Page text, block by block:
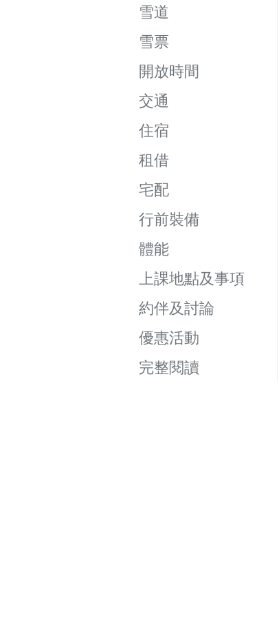
雪道
雪票
開放時間
交通
住宿
租借
宅配
行前裝備
體能
上課地點及事項
約伴及討論
優惠活動
完整閱讀